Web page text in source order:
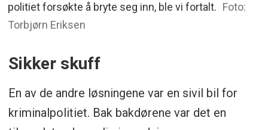
politiet forsøkte å bryte seg inn, ble vi fortalt. Foto:
Torbjørn Eriksen
Sikker skuff
En av de andre løsningene var en sivil bil for
kriminalpolitiet. Bak bakdørene var det en